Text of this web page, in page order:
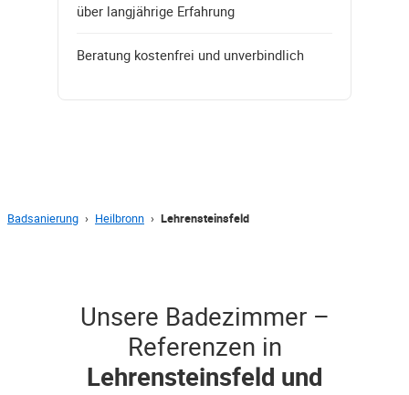
über langjährige Erfahrung
Beratung kostenfrei und unverbindlich
Badsanierung › Heilbronn › Lehrensteinsfeld
Unsere Badezimmer –
Referenzen in
Lehrensteinsfeld und